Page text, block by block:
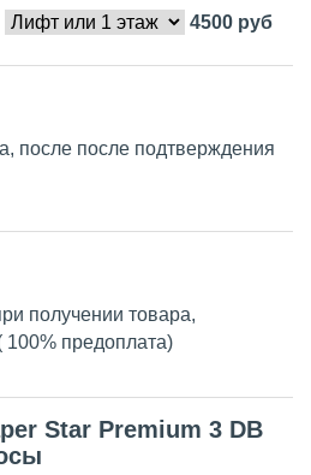
4500 руб
после после подтверждения
получении товара,
100% предоплата)
Star Premium 3 DB